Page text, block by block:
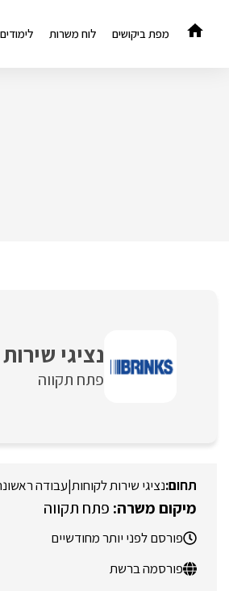
לתוכן
מפת ביקושים לוח משרות לימודים
נציגי
פתח תקווה
נציגי שירות לקוחות|עבודה
פתח תקווה
פורסם לפני יותר מחודשיים
פורסמה ברשת